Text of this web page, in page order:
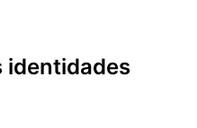
identidades